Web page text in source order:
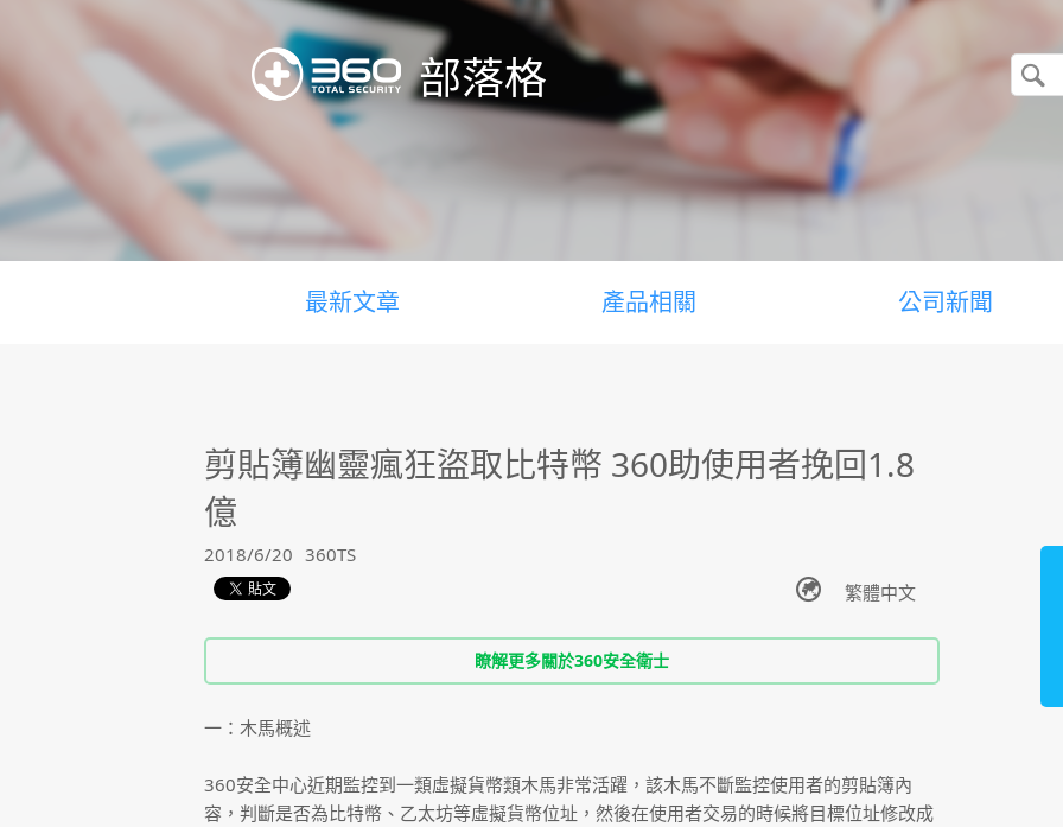
部落格
最新文章 產品相關 公司新聞
剪貼簿幽靈瘋狂盜取比特幣 360助使用者挽回1.8
億
2018/6/20 360TS
瞭解更多關於360安全衛士
一：木馬概述
360安全中心近期監控到一類虛擬貨幣類木馬非常活躍，該木馬不斷監控使用者的剪貼簿內
容，判斷是否為比特幣、乙太坊等虛擬貨幣位址，然後在使用者交易的時候將目標位址修改成